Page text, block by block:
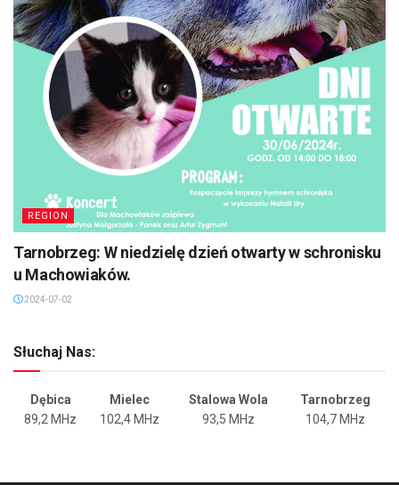
REGION
Tarnobrzeg: W niedzielę dzień otwarty w schronisku
u Machowiaków.
2024-07-02
Słuchaj Nas:
Dębica Mielec Stalowa Wola
Tarnobrzeg
89,2 MHz
102,4 MHz 93,5 MHz 104,7 MHz